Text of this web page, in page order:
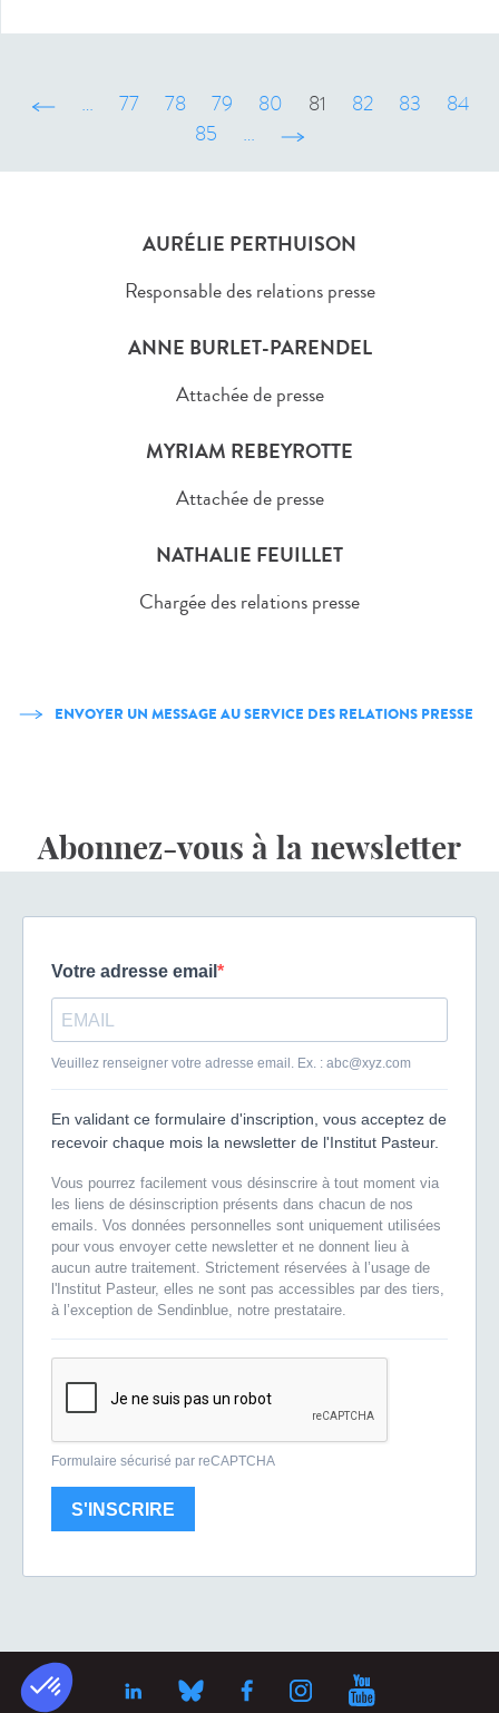
‹ précédent
… 77 78 79 80 81 82 83
84
85
… suivant ›
AURÉLIE PERTHUISON
Responsable des relations presse
ANNE BURLET-PARENDEL
Attachée de presse
MYRIAM REBEYROTTE
Attachée de presse
NATHALIE FEUILLET
Chargée des relations presse
ENVOYER UN MESSAGE AU SERVICE DES RELATIONS PRESSE
Abonnez-vous à la newsletter